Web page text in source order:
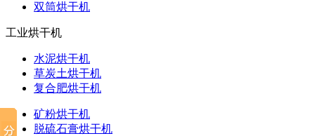
双筒烘干机
工业烘干机
水泥烘干机
草炭土烘干机
复合肥烘干机
矿粉烘干机
脱硫石膏烘干机